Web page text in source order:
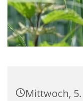
Mittwoch,